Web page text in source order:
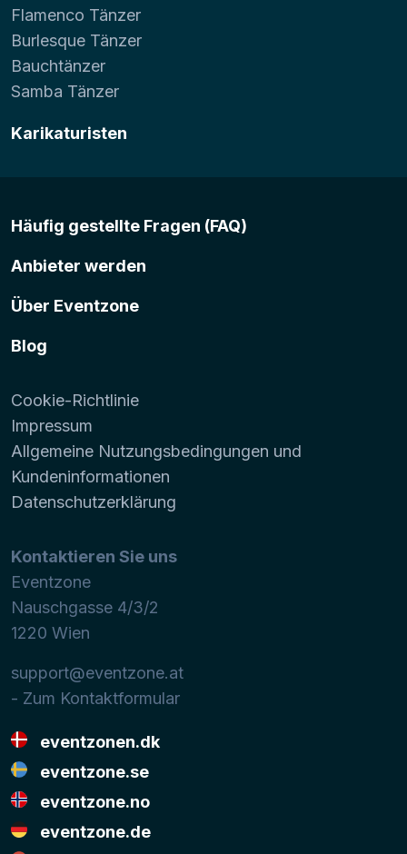
Flamenco Tänzer
Burlesque Tänzer
Bauchtänzer
Samba Tänzer
Karikaturisten
Häufig gestellte Fragen (FAQ)
Anbieter werden
Über Eventzone
Blog
Cookie-Richtlinie
Impressum
Allgemeine Nutzungsbedingungen und
Kundeninformationen
Datenschutzerklärung
Kontaktieren Sie uns
Eventzone
Nauschgasse 4/3/2
1220 Wien
support@eventzone.at
- Zum Kontaktformular
eventzonen.dk
eventzone.se
eventzone.no
eventzone.de